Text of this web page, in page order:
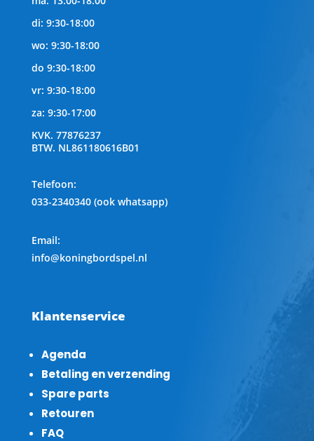
di: 9:30-18:00
wo: 9:30-18:00
do 9:30-18:00
vr: 9:30-18:00
za: 9:30-17:00
KVK. 77876237
BTW. NL861180616B01
Telefoon:
033-2340340 (ook whatsapp)
Email:
info@koningbordspel.nl
Klantenservice
Agenda
Betaling en verzending
Spare parts
Retouren
FAQ